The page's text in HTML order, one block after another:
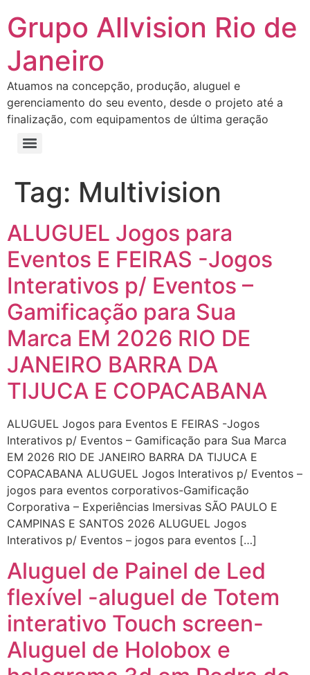
Grupo Allvision Rio de
Janeiro
Atuamos na concepção, produção, aluguel e
gerenciamento do seu evento, desde o projeto até a
finalização, com equipamentos de última geração
Tag: Multivision
ALUGUEL Jogos para
Eventos E FEIRAS -Jogos
Interativos p/ Eventos –
Gamificação para Sua
Marca EM 2026 RIO DE
JANEIRO BARRA DA
TIJUCA E COPACABANA
ALUGUEL Jogos para Eventos E FEIRAS -Jogos
Interativos p/ Eventos – Gamificação para Sua Marca
EM 2026 RIO DE JANEIRO BARRA DA TIJUCA E
COPACABANA ALUGUEL Jogos Interativos p/ Eventos –
jogos para eventos corporativos-Gamificação
Corporativa – Experiências Imersivas SÃO PAULO E
CAMPINAS E SANTOS 2026 ALUGUEL Jogos
Interativos p/ Eventos – jogos para eventos […]
Aluguel de Painel de Led
flexível -aluguel de Totem
interativo Touch screen-
Aluguel de Holobox e